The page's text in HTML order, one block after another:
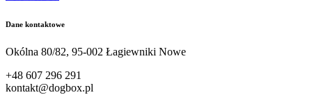
Dane kontaktowe
Okólna 80/82, 95-002 Łagiewniki Nowe
+48 607 296 291
kontakt@dogbox.pl